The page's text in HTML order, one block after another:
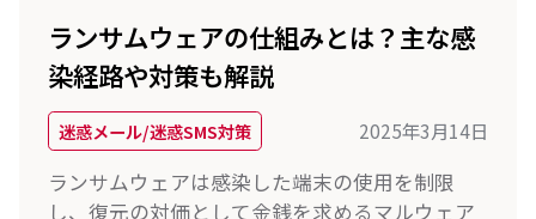
ランサムウェアの仕組みとは？主な感
染経路や対策も解説
迷惑メール/迷惑SMS対策 2025年3月14日
ランサムウェアは感染した端末の使用を制限
し、復元の対価として金銭を求めるマルウェア